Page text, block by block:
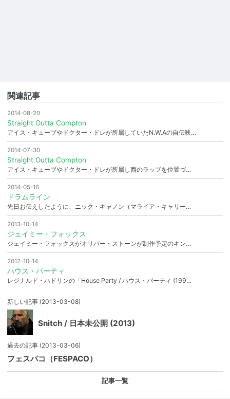
関連記事
2014-08-20
Straight Outta Compton
アイス・キューブやドクター・ドレが所属していたN.W.Aの自伝映…
2014-07-30
Straight Outta Compton
アイス・キューブやドクター・ドレが所属し西のラップを位置づ…
2014-05-16
ドラムライン
先日お伝えしたように、ニック・キャノン（マライア・キャリー…
2013-10-14
ジェイミー・フォックス
ジェイミー・フォックスがオリバー・ストーンが制作予定のキン…
2012-10-14
ハウス・パーティ
レジナルド・ハドリンの「House Party / ハウス・パーティ (199…
新しい記事 (2013-03-08)
Snitch / 日本未公開 (2013)
過去の記事 (2013-03-06)
フェスパコ（FESPACO）
記事一覧